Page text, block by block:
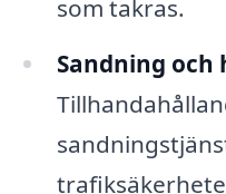
som takras.
Sandning